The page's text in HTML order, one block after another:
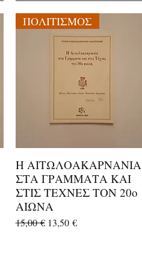
Γρήγορη προβολή
ΠΟΛΙΤΙΣΜΟΣ
Η ΑΙΤΩΛΟΑΚΑΡΝΑΝΙΑ
ΣΤΑ ΓΡΑΜΜΑΤΑ ΚΑΙ
ΣΤΙΣ ΤΕΧΝΕΣ ΤΟΝ 20ο
ΑΙΩΝΑ
Κανονική τιμή
15,00 € Τιμή Έκπτωσης
13,50 €